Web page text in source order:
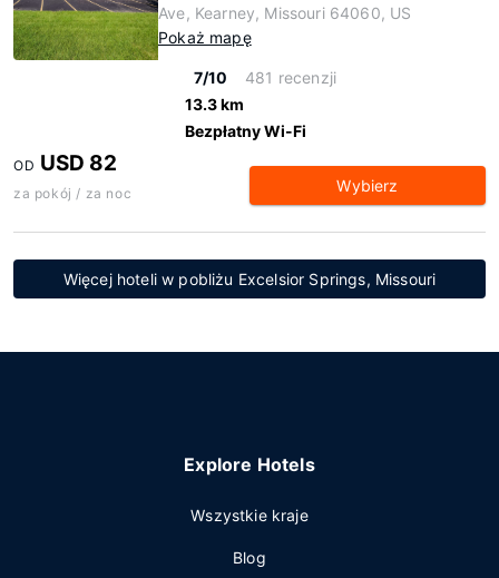
Ave, Kearney, Missouri 64060, US
Pokaż mapę
7/10
481 recenzji
13.3 km
Bezpłatny Wi-Fi
OD USD 82
za pokój / za noc Wybierz
Więcej hoteli w pobliżu Excelsior Springs, Missouri
Explore Hotels
Wszystkie kraje
Blog